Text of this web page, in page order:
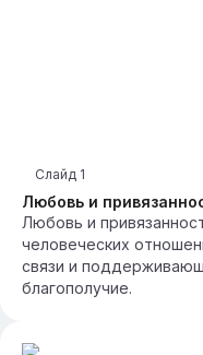
Любовь и
Слайд 1
Любовь и
человеческих
связи и
благополучие.